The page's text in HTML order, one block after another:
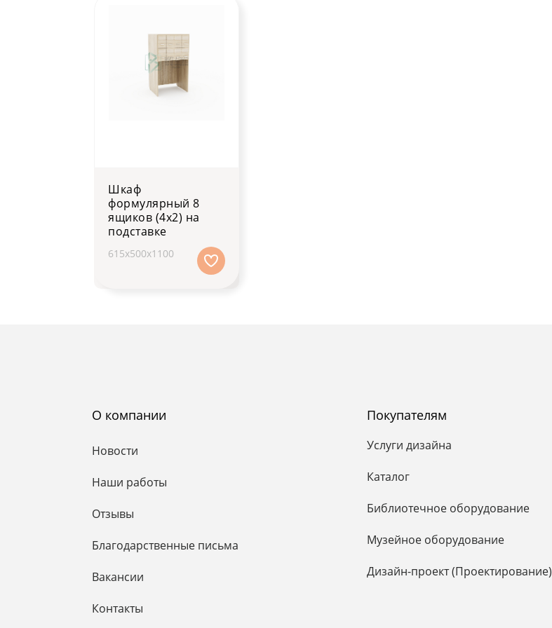
Шкаф
формулярный 8
ящиков (4х2) на
подставке
615х500х1100
О компании
Новости
Наши работы
Отзывы
Благодарственные письма
Вакансии
Контакты
Покупателям
Услуги дизайна
Каталог
Библиотечное оборудование
Музейное оборудование
Дизайн-проект (Проектирование)